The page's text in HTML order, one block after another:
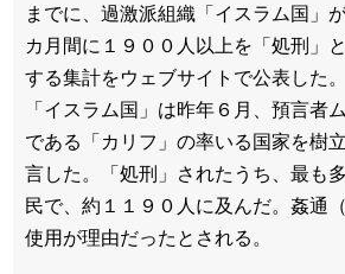
までに、過激派組織「イスラム国」
カ月間に１９００人以上を「処刑」
する集計をウェブサイトで公表した。
「イスラム国」は昨年６月、預言者
である「カリフ」の率いる国家を樹
言した。「処刑」されたうち、最も
民で、約１１９０人に及んだ。姦通
使用が理由だったとされる。